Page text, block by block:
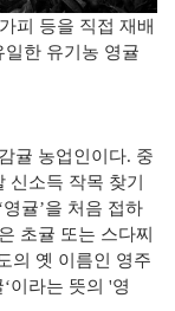
피 등을 직접 재배
한 유기농 영귤
귤 농업인이다. 중
소득 작목 찾기
귤’을 처음 접하
초귤 또는 스다찌
의 옛 이름인 영주
이라는 뜻의 '영